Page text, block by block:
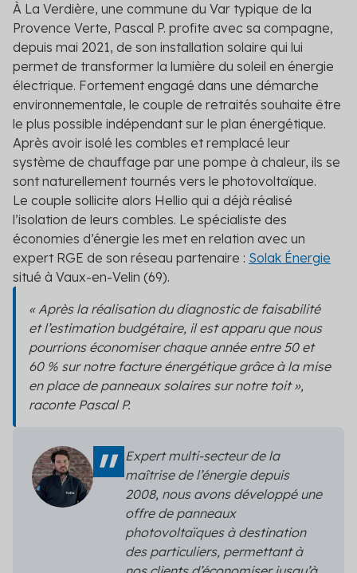
À La Verdière, une commune du Var typique de la
Provence Verte, Pascal P. profite avec sa compagne,
depuis mai 2021, de son installation solaire qui lui
permet de transformer la lumière du soleil en énergie
électrique. Fortement engagé dans une démarche
environnementale, le couple de retraités souhaite être
le plus possible indépendant sur le plan énergétique.
Après avoir isolé les combles et remplacé leur
système de chauffage par une pompe à chaleur, ils se
sont naturellement tournés vers le photovoltaïque.
Le couple sollicite alors Hellio qui a déjà réalisé
l’isolation de leurs combles. Le spécialiste des
économies d’énergie les met en relation avec un
expert RGE de son réseau partenaire : Solak Énergie
situé à Vaux-en-Velin (69).
« Après la réalisation du diagnostic de faisabilité
et l’estimation budgétaire, il est apparu que nous
pourrions économiser chaque année entre 50 et
60 % sur notre facture énergétique grâce à la mise
en place de panneaux solaires sur notre toit »,
raconte Pascal P.
Expert multi-secteur de la
maîtrise de l’énergie depuis
2008, nous avons développé une
offre de panneaux
photovoltaïques à destination
des particuliers, permettant à